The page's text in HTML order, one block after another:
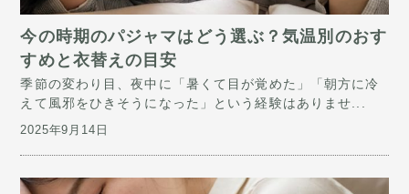
今の時期のパジャマはどう選ぶ？気温別のおす
すめと衣替えの目安
季節の変わり目、夜中に「暑くて目が覚めた」「朝方に冷
えて風邪をひきそうになった」という経験はありませ...
2025年9月14日